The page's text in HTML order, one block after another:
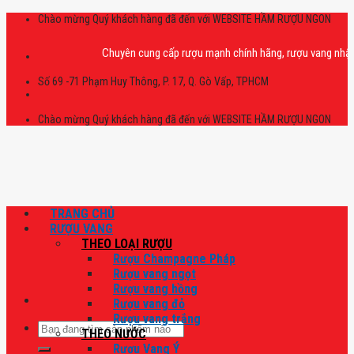
Skip
Chào mừng Quý khách hàng đã đến với WEBSITE HẦM RƯỢU NGON
Chuyên cung cấp rượu mạnh chính hãng, rượu vang nhập
Số 69 -71 Phạm Huy Thông, P. 17, Q. Gò Vấp, TPHCM
Chào mừng Quý khách hàng đã đến với WEBSITE HẦM RƯỢU NGON
Tìm
kiếm:
TRANG CHỦ
RƯỢU VANG
THEO LOẠI RƯỢU
Rượu Champagne Pháp
Rượu vang ngọt
Rượu vang hồng
Rượu vang đỏ
Rượu vang trắng
THEO NƯỚC
Rượu Vang Ý